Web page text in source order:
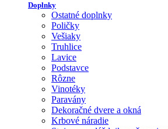
Doplnky
Ostatné doplnky
Poličky
Vešiaky
Truhlice
Lavice
Podstavce
Rôzne
Vinotéky
Paravány
Dekoračné dvere a okná
Krbové náradie